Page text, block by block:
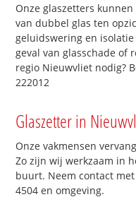
Onze glaszetters
van dubbel glas ten
geluidswering en
geval van glasschade of
regio Nieuwvliet nodig?
222012
Glaszetter in
Onze vakmensen
Zo zijn wij werkzaam in
buurt. Neem contact
4504 en omgeving.